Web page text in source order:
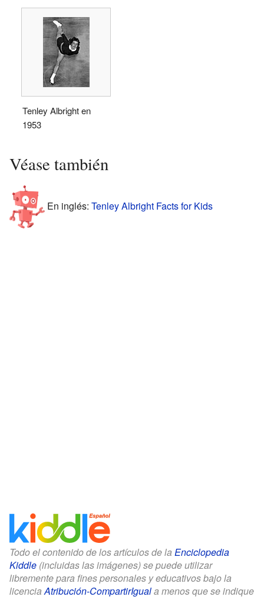
Tenley Albright en
1953
Véase también
En inglés: Tenley Albright Facts for Kids
Todo el contenido de los artículos de la Enciclopedia
Kiddle (incluidas las imágenes) se puede utilizar
libremente para fines personales y educativos bajo la
licenciaAtribución-CompartirIguala menos que se indique